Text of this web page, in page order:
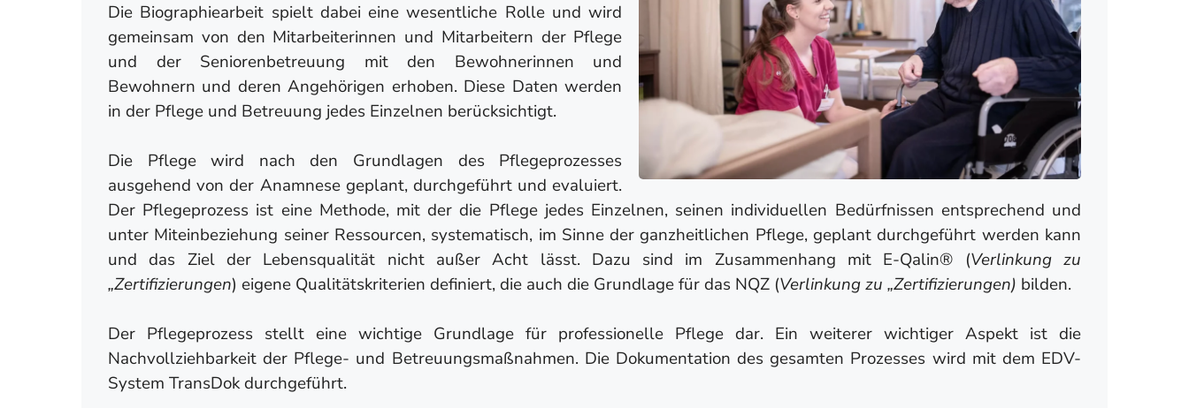
Die Biographiearbeit spielt dabei eine wesentliche Rolle und wird
gemeinsam von den Mitarbeiterinnen und Mitarbeitern der Pflege
und der Seniorenbetreuung mit den Bewohnerinnen und
Bewohnern und deren Angehörigen erhoben. Diese Daten werden
in der Pflege und Betreuung jedes Einzelnen berücksichtigt.
Die Pflege wird nach den Grundlagen des Pflegeprozesses
ausgehend von der Anamnese geplant, durchgeführt und evaluiert.
Der Pflegeprozess ist eine Methode, mit der die Pflege jedes Einzelnen, seinen individuellen Bedürfnissen entsprechend und
unter Miteinbeziehung seiner Ressourcen, systematisch, im Sinne der ganzheitlichen Pflege, geplant durchgeführt werden kann
und das Ziel der Lebensqualität nicht außer Acht lässt. Dazu sind im Zusammenhang mit E-Qalin® (Verlinkung zu
„Zertifizierungen) eigene Qualitätskriterien definiert, die auch die Grundlage für das NQZ (Verlinkung zu „Zertifizierungen) bilden.
Der Pflegeprozess stellt eine wichtige Grundlage für professionelle Pflege dar. Ein weiterer wichtiger Aspekt ist die
Nachvollziehbarkeit der Pflege- und Betreuungsmaßnahmen. Die Dokumentation des gesamten Prozesses wird mit dem EDV-
System TransDok durchgeführt.